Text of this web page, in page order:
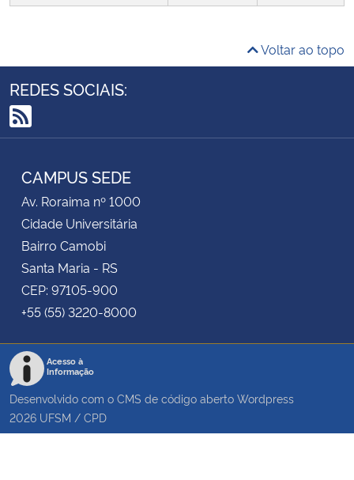
Voltar ao topo
REDES SOCIAIS:
RSS
CAMPUS SEDE
Av. Roraima nº 1000
Cidade Universitária
Bairro Camobi
Santa Maria - RS
CEP: 97105-900
+55 (55) 3220-8000
Acesso à
Informação
Desenvolvido com o CMS de código aberto Wordpress
2026 UFSM / CPD